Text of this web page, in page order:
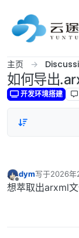
主页
如何导出
开发环境搭建
离线
dym写于2026年
最后由 编辑
想萃取出arxml